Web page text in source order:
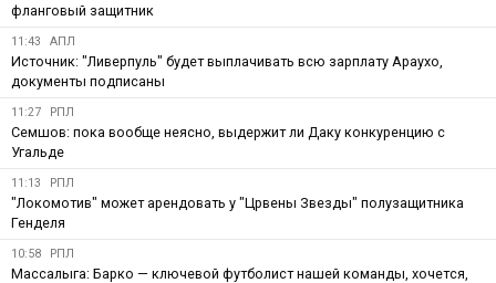
фланговый защитник
11:43 АПЛ
Источник: "Ливерпуль" будет выплачивать всю зарплату Араухо,
документы подписаны
11:27 РПЛ
Семшов: пока вообще неясно, выдержит ли Даку конкуренцию с
Угальде
11:13 РПЛ
"Локомотив" может арендовать у "Црвены Звезды" полузащитника
Генделя
10:58 РПЛ
Массалыга: Барко — ключевой футболист нашей команды, хочется,